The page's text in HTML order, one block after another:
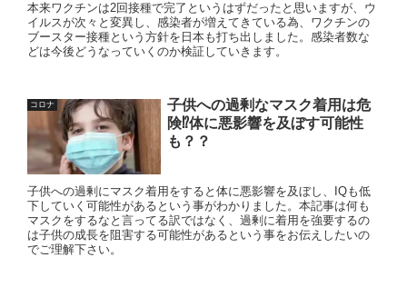
本来ワクチンは2回接種で完了というはずだったと思いますが、ウ
イルスが次々と変異し、感染者が増えてきている為、ワクチンの
ブースター接種という方針を日本も打ち出しました。感染者数な
どは今後どうなっていくのか検証していきます。
コロナ
子供への過剰なマスク着用は危
険⁉体に悪影響を及ぼす可能性
も？？
子供への過剰にマスク着用をすると体に悪影響を及ぼし、IQも低
下していく可能性があるという事がわかりました。本記事は何も
マスクをするなと言ってる訳ではなく、過剰に着用を強要するの
は子供の成長を阻害する可能性があるという事をお伝えしたいの
でご理解下さい。